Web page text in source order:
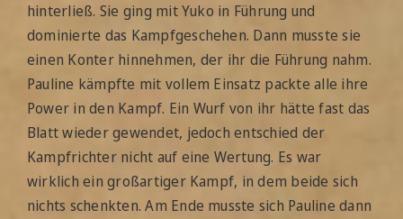
hinterließ. Sie ging mit Yuko in Führung und
dominierte das Kampfgeschehen. Dann musste sie
einen Konter hinnehmen, der ihr die Führung nahm.
Pauline kämpfte mit vollem Einsatz packte alle ihre
Power in den Kampf. Ein Wurf von ihr hätte fast das
Blatt wieder gewendet, jedoch entschied der
Kampfrichter nicht auf eine Wertung. Es war
wirklich ein großartiger Kampf, in dem beide sich
nichts schenkten. Am Ende musste sich Pauline dann